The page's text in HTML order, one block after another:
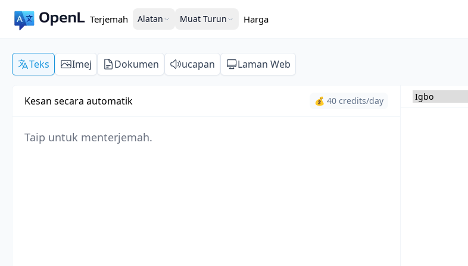
Terjemah Alatan Muat Turun Harga
Teks Imej Dokumen ucapan Laman Web
Kesan secara automatik 💰 40 credits/day